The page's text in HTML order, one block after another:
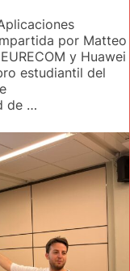
por Matteo
y Huawei
estudiantil del
de …